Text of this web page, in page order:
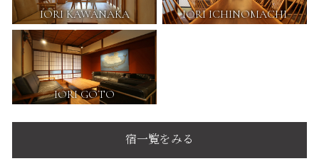
IORI KAWANAKA IORI ICHINOMACHI
IORI GOTO
宿一覧をみる